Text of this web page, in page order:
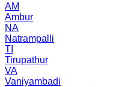
AM
Ambur
NA
Natrampalli
TI
Tirupathur
VA
Vaniyambadi